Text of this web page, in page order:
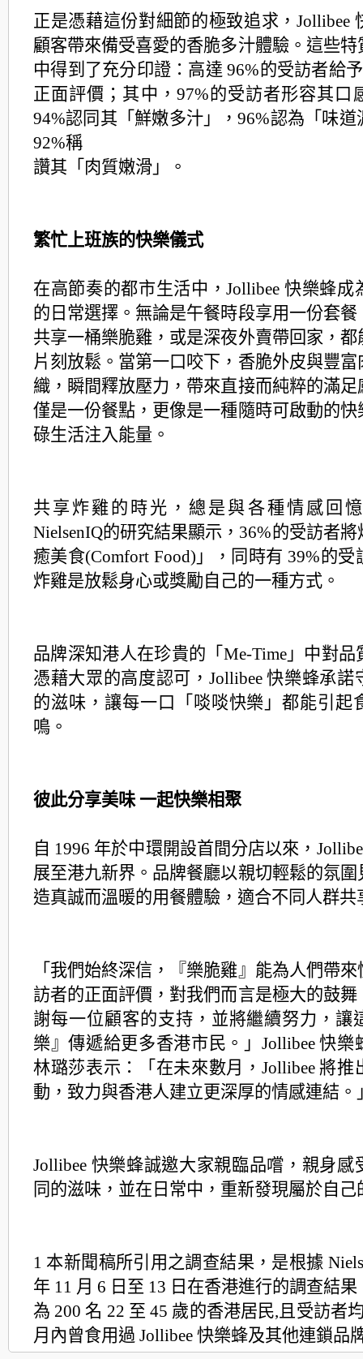
正是憑藉這份對細節的極致追求，Jollibee
顧客帶來備受喜愛的香脆多汁體驗。這些特
中得到了充分印證：高達 96%的受訪者給
正面評價；其中，97%的受訪者形容其口
94%認同其「鮮嫩多汁」，96%認為「味道
92%稱
讚其「肉質嫩滑」。
繁忙上班族的快樂儀式
在高節奏的都市生活中，Jollibee 快樂蜂成
的日常選擇。無論是午餐時段享用一份套餐
共享一桶樂脆雞，或是深夜外賣帶回家，都
片刻放鬆。當第一口咬下，香脆外皮與豐富
織，瞬間釋放壓力，帶來直接而純粹的滿足
僅是一份餐點，更像是一種隨時可啟動的快
碌生活注入能量。
共享炸雞的時光，總是與各種情感回
NielsenIQ的研究結果顯示，36%的受訪者將
癒美食(Comfort Food)」，同時有 39%的
炸雞是放鬆身心或獎勵自 己的一種方式。
品牌深知港人在珍貴的「Me-Time」中對品
憑藉大眾的高度認可，Jollibee 快樂蜂承諾
的滋味，讓每一口「啖啖快樂」都能引起
鳴。
彼此分享美味 一起快樂相聚
自 1996 年於中環開設首間分店以來，
展至港九新界。品牌餐廳以親切輕鬆的氛圍
造真誠而溫暖的用餐體驗，適合不同人群共
「我們始終深信，『樂脆雞』能為人們帶
訪者的正面評價，對我們而言是極大的鼓舞
謝每一位顧客的支持，並將繼續努力，讓
樂』傳遞給更多香港市 民。」Jollibee 快
林璐莎表示：「在未來數月，Jollibee 將推
動，致力與香港人建立更深厚的情感連結。
Jollibee 快樂蜂誠邀大家親臨品嚐，親身感
同的滋味，並在日常中，重新發現屬於自 己
1 本新聞稿所引用之調查結果，是根據
年 11 月 6 日至 13 日在香港進行的調查結果
為 200 名 22 至 45 歲的香港居民,且受訪者
月內曾食用過 Jollibee 快樂蜂及其他連鎖品